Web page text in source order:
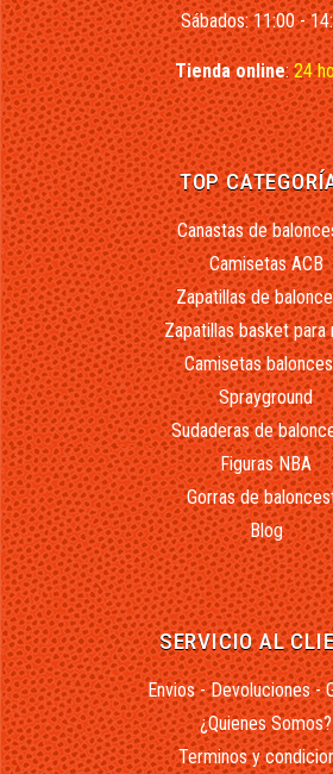
Sábados: 11:00 -
Tienda online:24
TOP
Canastas de
Camisetas ACB
Zapatillas de
Zapatillas basket para
Camisetas
Sprayground
Sudaderas de
Figuras NBA
Gorras de
Blog
SERVICIO AL
Envios - Devoluciones -
¿Quienes Somos?
Terminos y